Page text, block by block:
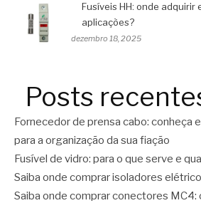
Fusíveis HH: onde adquirir
aplicações?
dezembro 18, 2025
Posts
Fornecedor de prensa cabo: conheça
para a organização da sua fiação
Fusível de vidro: para o que serve e
Saiba onde comprar isoladores
Saiba onde comprar conectores MC4: